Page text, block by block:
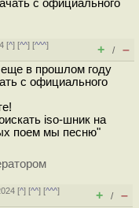
с официального
[^] [^^] [^^^]
+ / –
в прошлом году
с официального
iso-шник на
поем мы песню"
[^] [^^] [^^^]
+ / –